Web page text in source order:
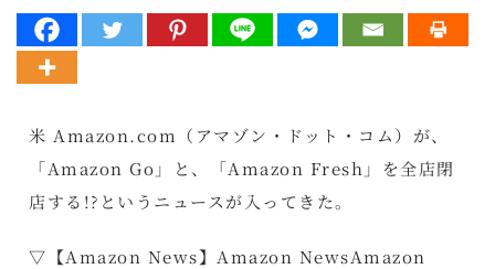
米 Amazon.com（アマゾン・ドット・コム）が、
「Amazon Go」と、「Amazon Fresh」を全店閉
店する!?というニュースが入ってきた。
▽【Amazon News】Amazon NewsAmazon